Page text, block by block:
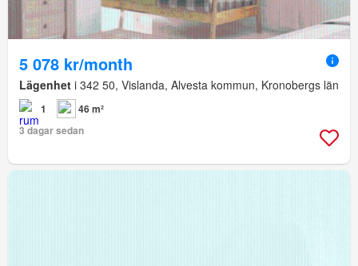
5 078 kr/month
Lägenhet i 342 50, Vislanda, Alvesta kommun, Kronobergs län
1
46 m²
3 dagar sedan